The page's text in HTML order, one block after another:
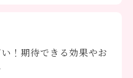
！期待できる効果やお